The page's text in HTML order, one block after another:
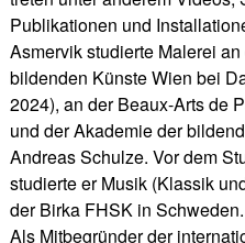
Publikationen und
Asmervik studierte Malerei
bildenden Künste Wien bei
2024), an der Beaux-Arts de
und der Akademie der
Andreas Schulze. Vor dem
studierte er Musik (Klassik
der Birka FHSK in Schweden.
Als Mitbegründer der